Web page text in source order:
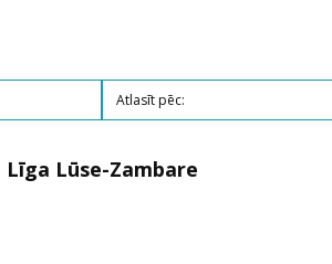
Līga Lūse-Zambare